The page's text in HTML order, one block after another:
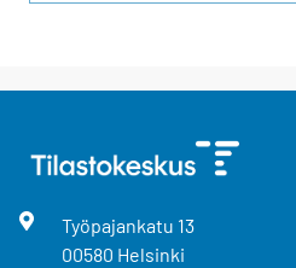
Työpajankatu 13
00580 Helsinki